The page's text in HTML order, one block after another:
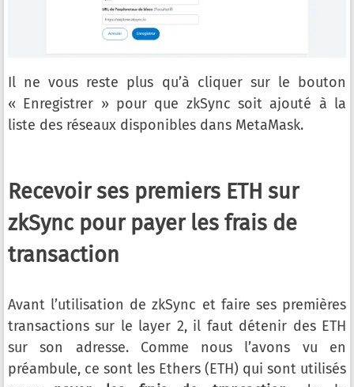
Il ne vous reste plus qu’à cliquer sur le bouton
« Enregistrer » pour que zkSync soit ajouté à la
liste des réseaux disponibles dans MetaMask.
Recevoir ses premiers ETH sur
zkSync pour payer les frais de
transaction
Avant l’utilisation de zkSync et faire ses premières
transactions sur le layer 2, il faut détenir des ETH
sur son adresse. Comme nous l’avons vu en
préambule, ce sont les Ethers (ETH) qui sont utilisés